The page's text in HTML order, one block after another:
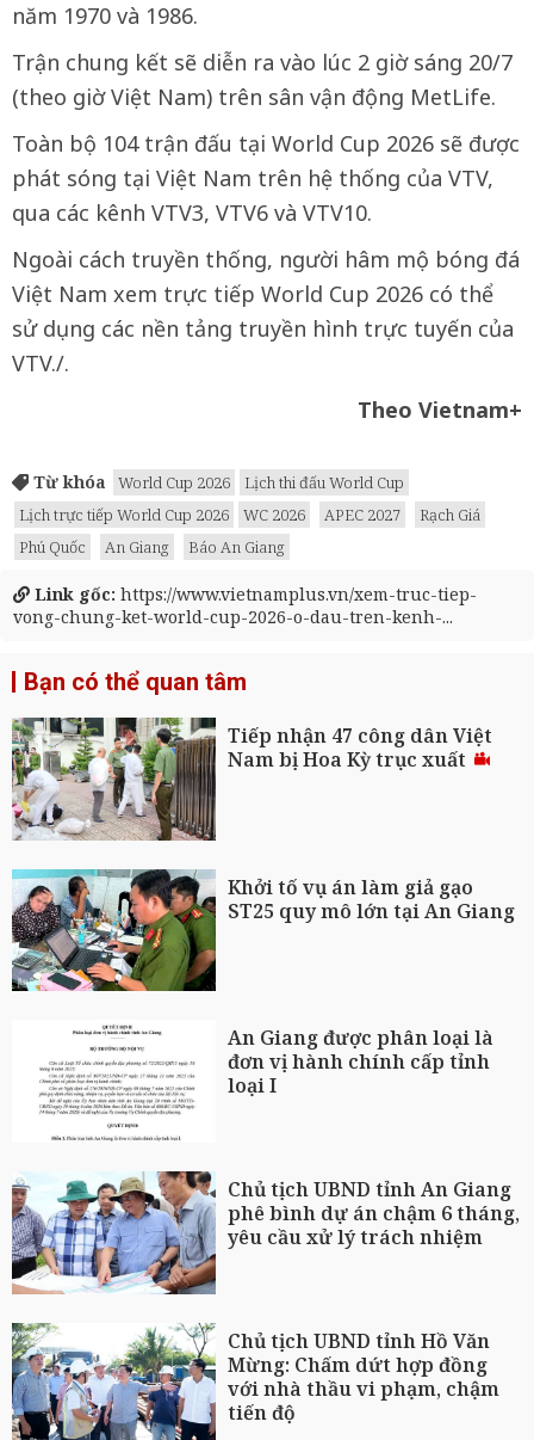
năm 1970 và 1986.
Trận chung kết sẽ diễn ra vào lúc 2 giờ sáng 20/7
(theo giờ Việt Nam) trên sân vận động MetLife.
Toàn bộ 104 trận đấu tại World Cup 2026 sẽ được
phát sóng tại Việt Nam trên hệ thống của VTV,
qua các kênh VTV3, VTV6 và VTV10.
Ngoài cách truyền thống, người hâm mộ bóng đá
Việt Nam xem trực tiếp World Cup 2026 có thể
sử dụng các nền tảng truyền hình trực tuyến của
VTV./.
Theo Vietnam+
Từ khóa World Cup 2026
Lịch thi đấu World Cup
Lịch trực tiếp World Cup 2026
WC 2026 APEC 2027
Rạch Giá
Phú Quốc
An Giang Báo An Giang
Link gốc: https://www.vietnamplus.vn/xem-truc-tiep-
vong-chung-ket-world-cup-2026-o-dau-tren-kenh-...
Bạn có thể quan tâm
Tiếp nhận 47 công dân Việt
Nam bị Hoa Kỳ trục xuất
Khởi tố vụ án làm giả gạo
ST25 quy mô lớn tại An Giang
An Giang được phân loại là
đơn vị hành chính cấp tỉnh
loại I
Chủ tịch UBND tỉnh An Giang
phê bình dự án chậm 6 tháng,
yêu cầu xử lý trách nhiệm
Chủ tịch UBND tỉnh Hồ Văn
Mừng: Chấm dứt hợp đồng
với nhà thầu vi phạm, chậm
tiến độ